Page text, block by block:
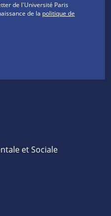
de l'Université Paris
de la politique de
et Sociale